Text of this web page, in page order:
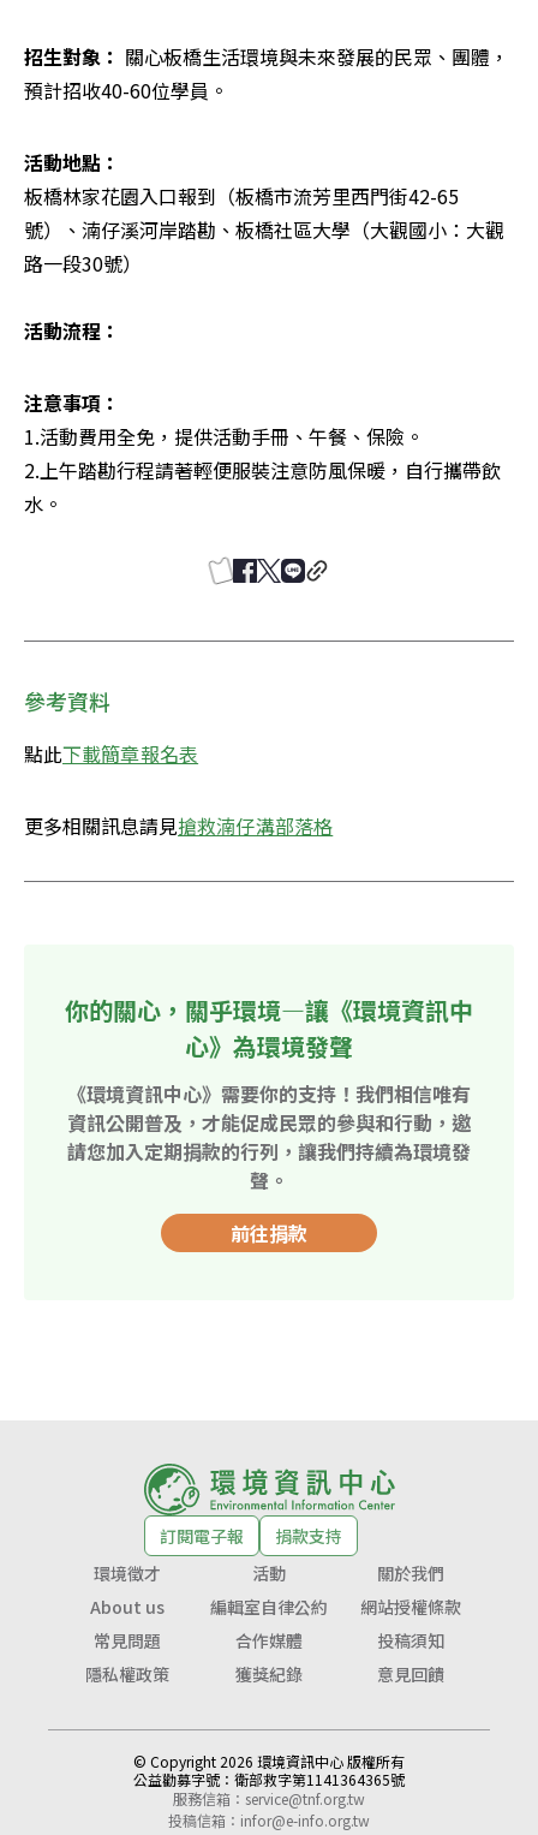
招生對象： 關心板橋生活環境與未來發展的民眾、團體，
預計招收40-60位學員。
板橋林家花園入口報到（板橋市流芳里西門街42-65
號）、湳仔溪河岸踏勘、板橋社區大學（大觀國小：大觀
路一段30號）
活動流程：
1.活動費用全免，提供活動手冊、午餐、保險。
2.上午踏勘行程請著輕便服裝注意防風保暖，自行攜帶飲
水。
參考資料
點此下載簡章報名表
更多相關訊息請見搶救湳仔溝部落格
你的關心，關乎環境—讓《環境資訊中
心》為環境發聲
《環境資訊中心》需要你的支持！我們相信唯有
資訊公開普及，才能促成民眾的參與和行動，邀
請您加入定期捐款的行列，讓我們持續為環境發
聲。
前往捐款
訂閱電子報
捐款支持
環境徵才
活動
關於我們
About us
編輯室自律公約
網站授權條款
常見問題
合作媒體
投稿須知
隱私權政策
獲獎紀錄 意見回饋
© Copyright 2026 環境資訊中心 版權所有
公益勸募字號： 衛部救字第1141364365號
服務信箱： service@tnf.org.tw
投稿信箱： infor@e-info.org.tw